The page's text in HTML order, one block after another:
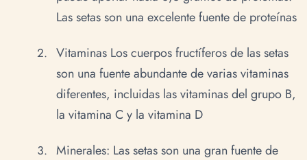
Las setas son una excelente fuente de proteínas
Vitaminas Los cuerpos fructíferos de las setas
son una fuente abundante de varias vitaminas
diferentes, incluidas las vitaminas del grupo B,
la vitamina C y la vitamina D
Minerales: Las setas son una gran fuente de